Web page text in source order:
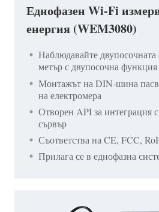
Еднофазен Wi-Fi
енергия (WEM3080)
Наблюдавайте двупосочната
метър с двупосочна функция
Монтажът на DIN-шина
на електромера
Отворен API за интеграция
сървър
Съответства на CE, FCC,
Прилага се в еднофазна